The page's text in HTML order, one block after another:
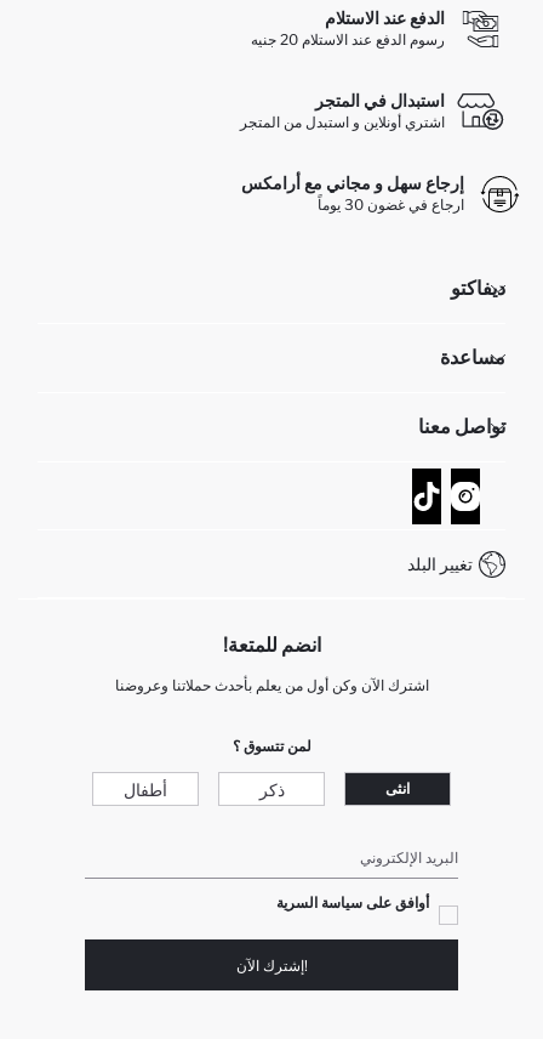
الدفع عند الاستلام
رسوم الدفع عند الاستلام 20 جنيه
استبدال في المتجر
اشتري أونلاين و استبدل من المتجر
إرجاع سهل و مجاني مع أرامكس
ارجاع في غضون 30 يوماً
ديفاكتو
تعرف علينا
GIFT CLUB
مساعدة
عمليات الارجاع و الاستبدال السهلة
تتبع الشحنة
كيف يمكنك التسوق في ديفاكتو ؟
كيف تدفع في ديفاكتو؟
شروط المنافسة
تواصل معنا
نموذج الاتصال
خدمة العملاء
Call Center 19782
تغيير البلد
انضم للمتعة!
اشترك الآن وكن أول من يعلم بأحدث حملاتنا وعروضنا
لمن تتسوق ؟
انثى ذكر أطفال
البريد الإلكتروني
أوافق على سياسة السرية
!إشترك الآن